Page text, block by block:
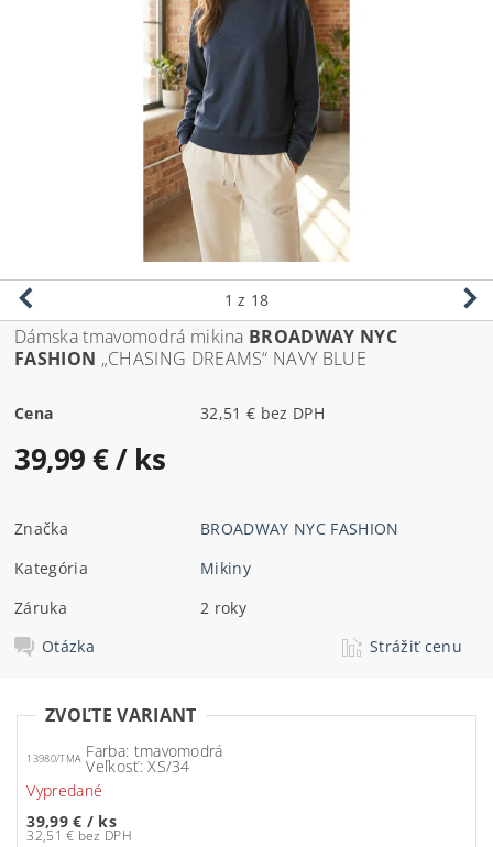
1 z 18
Dámska tmavomodrá mikina BROADWAY NYC
FASHION „CHASING DREAMS“ NAVY BLUE
Cena 32,51 € bez DPH
39,99 €/ ks
Značka
BROADWAY NYC FASHION
Kategória
Mikiny
Záruka
2 roky
Otázka
Strážiť cenu
ZVOĽTE VARIANT
13980/TMA Farba: tmavomodrá
Veľkosť: XS/34
Vypredané
39,99 € / ks
32,51 € bez DPH